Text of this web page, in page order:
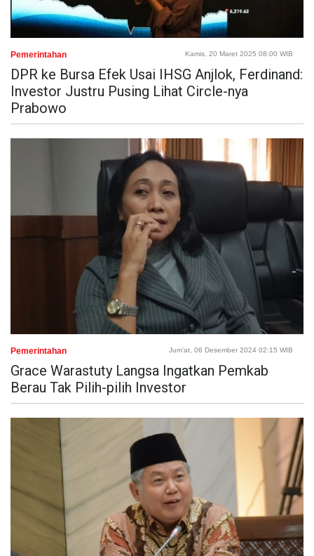
Pemerintahan Kamis, 20 Maret 2025 08:00 WIB
DPR ke Bursa Efek Usai IHSG Anjlok, Ferdinand:
Investor Justru Pusing Lihat Circle-nya
Prabowo
Pemerintahan Jum'at, 06 Desember 2024 02:15 WIB
Grace Warastuty Langsa Ingatkan Pemkab
Berau Tak Pilih-pilih Investor